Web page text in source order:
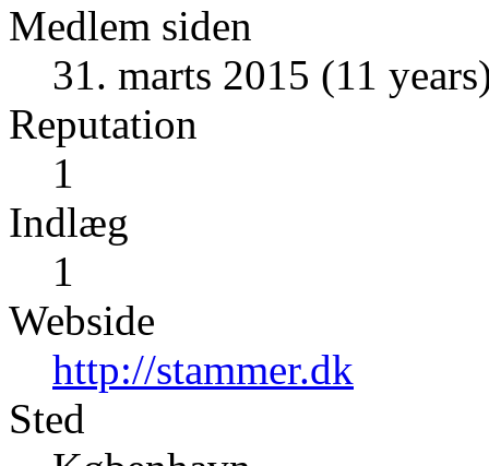
Medlem siden
31. marts 2015 (11
Reputation
1
Indlæg
1
Webside
http://stammer.dk
Sted